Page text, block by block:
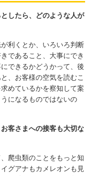
したら、どのような人が
利くとか、いろいろ判断
であること、大事にでき
できるかどうかって、後
、お客様の空気を読むこ
めているかを察知して案
になるものではないの
客さまへの接客も大切な
爬虫類のことをもっと知
グアナもカメレオンも見